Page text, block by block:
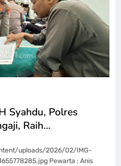
Syahdu, Polres
Raih…
uploads/2026/02/IMG-
Pewarta : Anis